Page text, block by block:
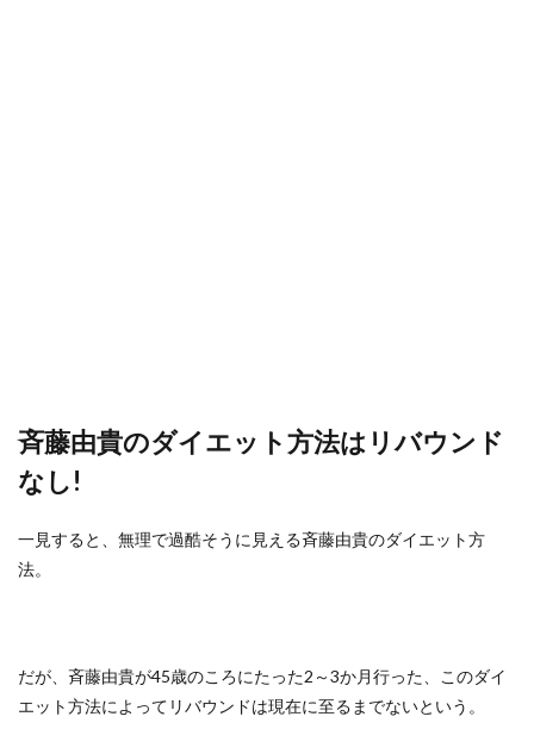
斉藤由貴のダイエット方法はリバウンド
なし!
一見すると、無理で過酷そうに見える斉藤由貴のダイエット方
法。
だが、斉藤由貴が45歳のころにたった2～3か月行った、このダイ
エット方法によってリバウンドは現在に至るまでないという。